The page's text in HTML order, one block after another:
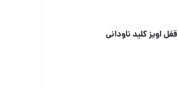
قفل اویز کلید ناودانی